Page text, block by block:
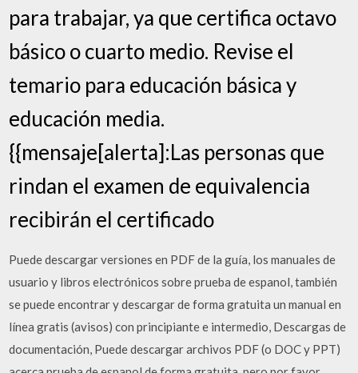
para trabajar, ya que certifica octavo
básico o cuarto medio. Revise el
temario para educación básica y
educación media.
{{mensaje[alerta]:Las personas que
rindan el examen de equivalencia
recibirán el certificado
Puede descargar versiones en PDF de la guía, los manuales de
usuario y libros electrónicos sobre prueba de espanol, también
se puede encontrar y descargar de forma gratuita un manual en
línea gratis (avisos) con principiante e intermedio, Descargas de
documentación, Puede descargar archivos PDF (o DOC y PPT)